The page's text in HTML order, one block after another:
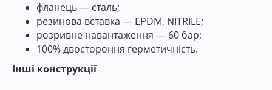
фланець — сталь;
резинова вставка — EPDM, NITRILE;
розривне навантаження — 60 бар;
100% двостороння герметичність.
Інші конструкції